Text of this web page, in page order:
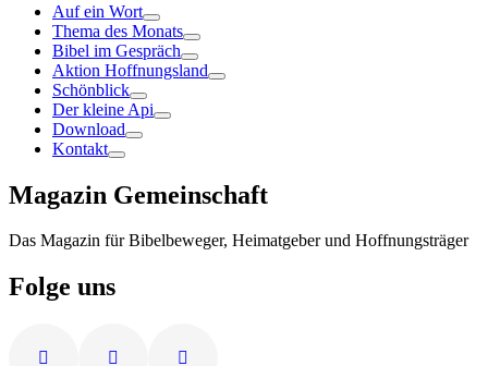
Auf ein Wort
Thema des Monats
Bibel im Gespräch
Aktion Hoffnungsland
Schönblick
Der kleine Api
Download
Kontakt
Magazin Gemeinschaft
Das Magazin für Bibelbeweger, Heimatgeber und Hoffnungsträger
Folge uns